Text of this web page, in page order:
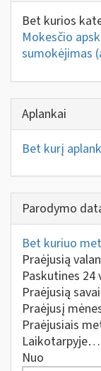
Bet kurios
Mokesčio
sumokėjimas
Aplankai
Bet kurį
Parodymo
Bet kuriuo
Praėjusią
Paskutines 24
Praėjusią
Praėjusį
Praėjusiais
Laikotarpyje…
Nuo